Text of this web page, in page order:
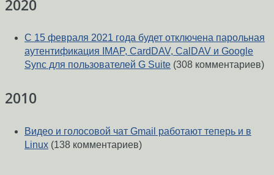
2020
С 15 февраля 2021 года будет отключена парольная
аутентификация IMAP, CardDAV, CalDAV и Google
Sync для пользователей G Suite (308 комментариев)
2010
Видео и голосовой чат Gmail работают теперь и в
Linux (138 комментариев)